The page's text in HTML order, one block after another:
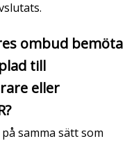
ombud bemöta
till
eller
samma sätt som